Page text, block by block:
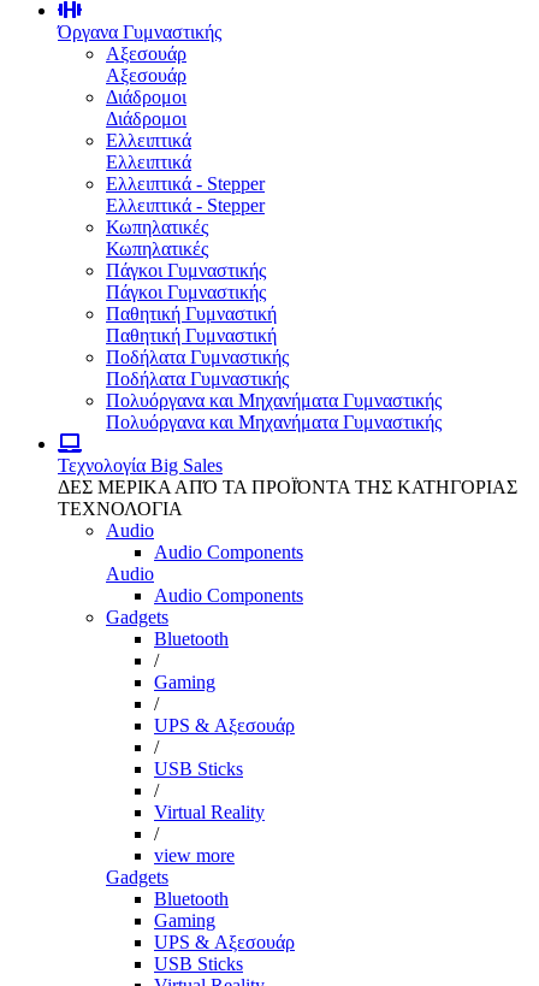
Όργανα Γυμναστικής
Αξεσουάρ
Αξεσουάρ
Διάδρομοι
Διάδρομοι
Ελλειπτικά
Ελλειπτικά
Ελλειπτικά - Stepper
Ελλειπτικά - Stepper
Κωπηλατικές
Κωπηλατικές
Πάγκοι Γυμναστικής
Πάγκοι Γυμναστικής
Παθητική Γυμναστική
Παθητική Γυμναστική
Ποδήλατα Γυμναστικής
Ποδήλατα Γυμναστικής
Πολυόργανα και Μηχανήματα Γυμναστικής
Πολυόργανα και Μηχανήματα Γυμναστικής
Τεχνολογία Big Sales
ΔΕΣ ΜΕΡΙΚΑ ΑΠΌ ΤΑ ΠΡΟΪΌΝΤΑ ΤΗΣ ΚΑΤΗΓΟΡΙΑΣ
ΤΕΧΝΟΛΟΓΙΑ
Audio
Audio Components
Audio
Audio Components
Gadgets
Bluetooth
/
Gaming
/
UPS & Αξεσουάρ
/
USB Sticks
/
Virtual Reality
/
view more
Gadgets
Bluetooth
Gaming
UPS & Αξεσουάρ
USB Sticks